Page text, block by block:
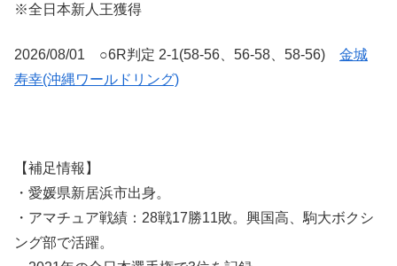
※全日本新人王獲得
2026/08/01 ○6R判定 2-1(58-56、56-58、58-56) 金城
寿幸(沖縄ワールドリング)
【補足情報】
・愛媛県新居浜市出身。
・アマチュア戦績：28戦17勝11敗。興国高、駒大ボクシ
ング部で活躍。